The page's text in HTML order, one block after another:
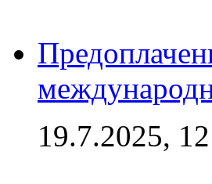
19.7.2025,